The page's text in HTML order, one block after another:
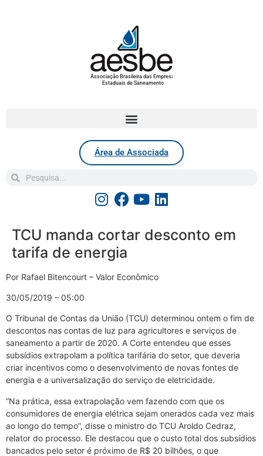
Associação Brasileira das Empresas
Estaduais de Saneamento
Área de Associada
TCU manda cortar desconto em
tarifa de energia
Por Rafael Bitencourt – Valor Econômico
30/05/2019 – 05:00
O Tribunal de Contas da União (TCU) determinou ontem o fim de
descontos nas contas de luz para agricultores e serviços de
saneamento a partir de 2020. A Corte entendeu que esses
subsídios extrapolam a política tarifária do setor, que deveria
criar incentivos como o desenvolvimento de novas fontes de
energia e a universalização do serviço de eletricidade.
“Na prática, essa extrapolação vem fazendo com que os
consumidores de energia elétrica sejam onerados cada vez mais
ao longo do tempo”, disse o ministro do TCU Aroldo Cedraz,
relator do processo. Ele destacou que o custo total dos subsídios
bancados pelo setor é próximo de R$ 20 bilhões, o que